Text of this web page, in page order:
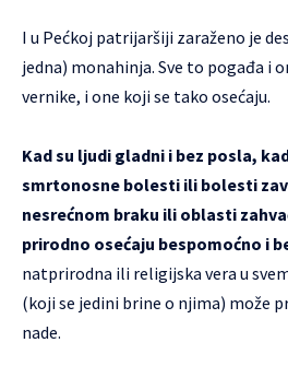
I u Pećkoj patrijaršiji zaraženo je
jedna) monahinja. Sve to pogađa i
vernike, i one koji se tako osećaju.
Kad su ljudi gladni i bez posla,
smrtonosne bolesti ili bolesti
nesrećnom braku ili oblasti
prirodno osećaju bespomoćno i
natprirodna ili religijska vera u
(koji se jedini brine o njima) može
nade.